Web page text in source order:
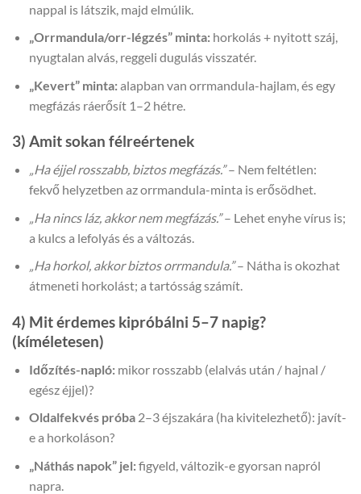
nappal is látszik, majd elmúlik.
„Orrmandula/orr-légzés” minta:horkolás + nyitott száj,
nyugtalan alvás, reggeli dugulás visszatér.
„Kevert” minta:alapban van orrmandula-hajlam, és egy
megfázás ráerősít 1–2 hétre.
3) Amit sokan félreértenek
„Ha éjjel rosszabb, biztos megfázás.”– Nem feltétlen:
fekvő helyzetben az orrmandula-minta is erősödhet.
„Ha nincs láz, akkor nem megfázás.”– Lehet enyhe vírus is;
a kulcs a lefolyás és a változás.
„Ha horkol, akkor biztos orrmandula.”– Nátha is okozhat
átmeneti horkolást; a tartósság számít.
4) Mit érdemes kipróbálni 5–7 napig?
(kíméletesen)
Időzítés-napló:mikor rosszabb (elalvás után / hajnal /
egész éjjel)?
Oldalfekvés próba2–3 éjszakára (ha kivitelezhető): javít-
e a horkoláson?
„Náthás napok” jel:figyeld, változik-e gyorsan napról
napra.